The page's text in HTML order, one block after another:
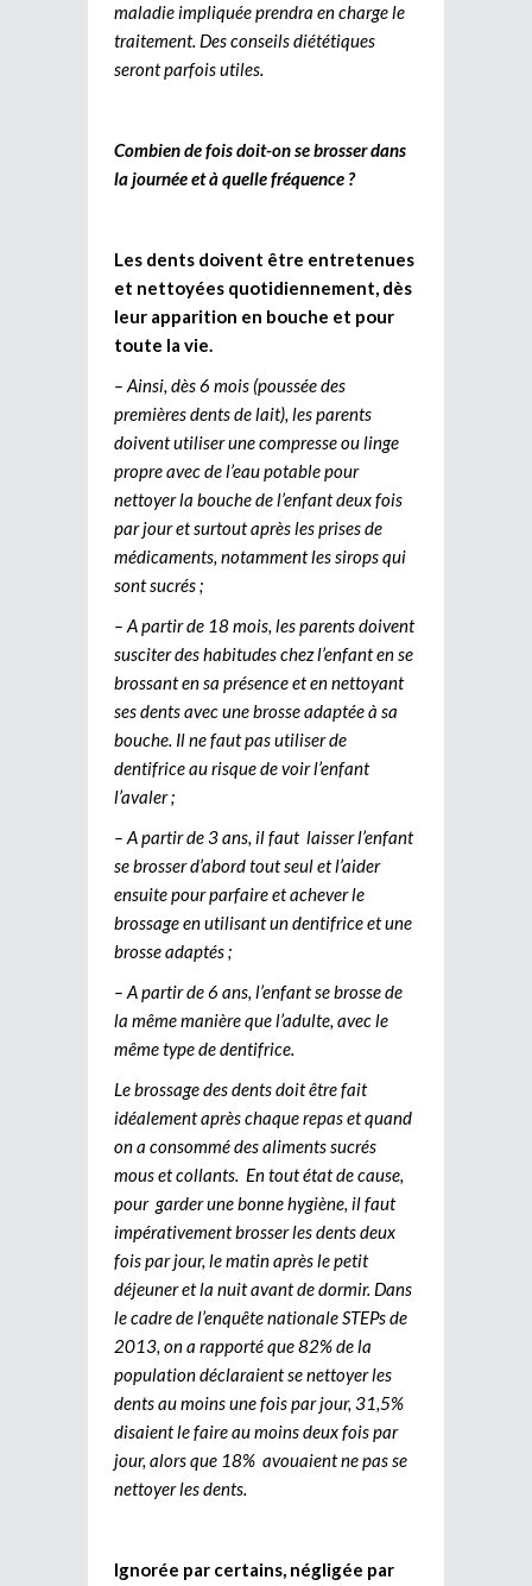
maladie impliquée prendra en charge le
traitement. Des conseils diététiques
seront parfois utiles.
Combien de fois doit-on se brosser dans
la journée et à quelle fréquence ?
Les dents doivent être entretenues
et nettoyées quotidiennement, dès
leur apparition en bouche et pour
toute la vie.
– Ainsi, dès 6 mois (poussée des
premières dents de lait), les parents
doivent utiliser une compresse ou linge
propre avec de l’eau potable pour
nettoyer la bouche de l’enfant deux fois
par jour et surtout après les prises de
médicaments, notamment les sirops qui
sont sucrés ;
– A partir de 18 mois, les parents doivent
susciter des habitudes chez l’enfant en se
brossant en sa présence et en nettoyant
ses dents avec une brosse adaptée à sa
bouche. Il ne faut pas utiliser de
dentifrice au risque de voir l’enfant
l’avaler ;
– A partir de 3 ans, il faut laisser l’enfant
se brosser d’abord tout seul et l’aider
ensuite pour parfaire et achever le
brossage en utilisant un dentifrice et une
brosse adaptés ;
– A partir de 6 ans, l’enfant se brosse de
la même manière que l’adulte, avec le
même type de dentifrice.
Le brossage des dents doit être fait
idéalement après chaque repas et quand
on a consommé des aliments sucrés
mous et collants. En tout état de cause,
pour garder une bonne hygiène, il faut
impérativement brosser les dents deux
fois par jour, le matin après le petit
déjeuner et la nuit avant de dormir. Dans
le cadre de l’enquête nationale STEPs de
2013, on a rapporté que 82% de la
population déclaraient se nettoyer les
dents au moins une fois par jour, 31,5%
disaient le faire au moins deux fois par
jour, alors que 18% avouaient ne pas se
nettoyer les dents.
Ignorée par certains, négligée par